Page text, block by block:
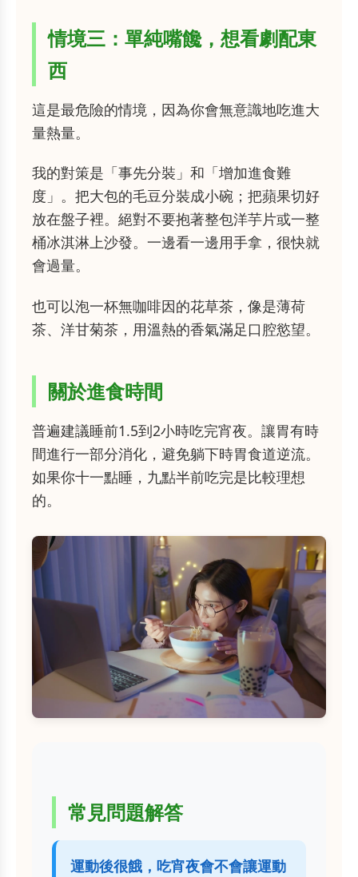
情境三：單純嘴饞，想看劇配東
西
這是最危險的情境，因為你會無意識地吃進大
量熱量。
我的對策是「事先分裝」和「增加進食難
度」。把大包的毛豆分裝成小碗；把蘋果切好
放在盤子裡。絕對不要抱著整包洋芋片或一整
桶冰淇淋上沙發。一邊看一邊用手拿，很快就
會過量。
也可以泡一杯無咖啡因的花草茶，像是薄荷
茶、洋甘菊茶，用溫熱的香氣滿足口腔慾望。
關於進食時間
普遍建議睡前1.5到2小時吃完宵夜。讓胃有時
間進行一部分消化，避免躺下時胃食道逆流。
如果你十一點睡，九點半前吃完是比較理想
的。
常見問題解答
運動後很餓，吃宵夜會不會讓運動